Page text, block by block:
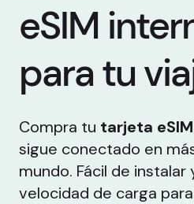
eSIM
para tu
Compra tu tarjeta
sigue conectado en
mundo. Fácil de instalar
velocidad de carga